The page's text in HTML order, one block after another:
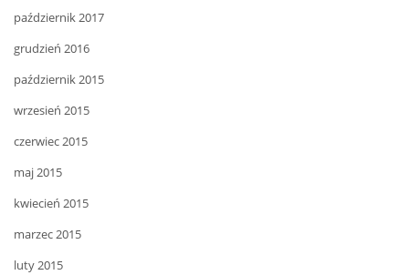
październik 2017
grudzień 2016
październik 2015
wrzesień 2015
czerwiec 2015
maj 2015
kwiecień 2015
marzec 2015
luty 2015